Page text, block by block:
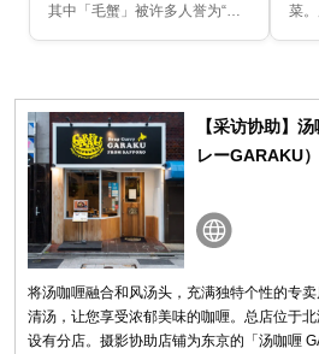
其中「毛蟹」被许多人誉为“最
给人一种高级的印象，也...
菜
了
【采访协助】
レーGARAKU）
将汤咖喱融合和风汤头，充满独特个性的专
清汤，让您享受浓郁美味的咖喱。总店位于
设有分店。摄影协助店铺为东京的「汤咖喱